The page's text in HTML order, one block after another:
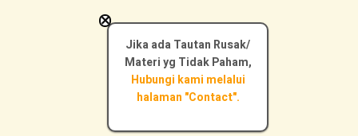
Jika ada Tautan Rusak/
Materi yg Tidak Paham,
Hubungi kami melalui
halaman "Contact".
×